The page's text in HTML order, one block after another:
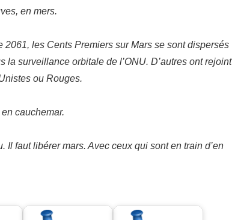
en mers.
les Cents Premiers sur Mars se sont dispersés
surveillance orbitale de l’ONU. D’autres ont rejoint
ou Rouges.
cauchemar.
faut libérer mars. Avec ceux qui sont en train d’en